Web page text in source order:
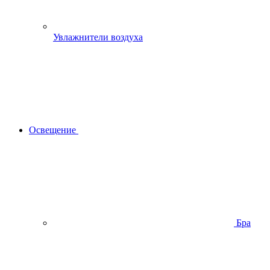
Увлажнители воздуха
Освещение
Бра